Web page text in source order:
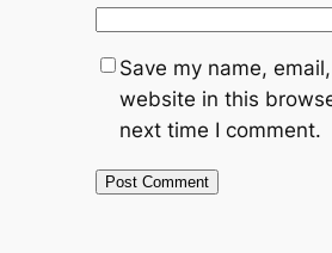
Save my name,
website in this
next time I comment.